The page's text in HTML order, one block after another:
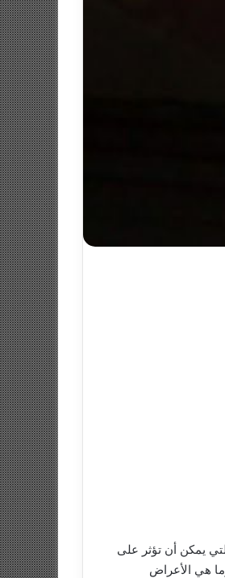
يمكن أن تؤثر على
هي الأعراض